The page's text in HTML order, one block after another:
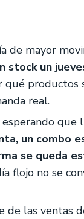
de mayor
stock un
qué productos
real.
esperando que
un combo
se queda
flojo no se
de las ventas